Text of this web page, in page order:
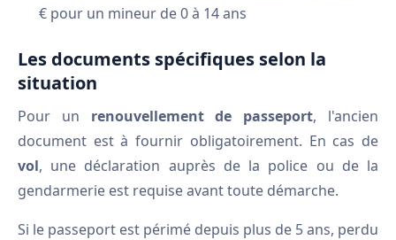
€ pour un mineur de 0 à 14 ans
Les documents spécifiques selon la
situation
Pour un renouvellement de passeport, l'ancien
document est à fournir obligatoirement. En cas de
vol, une déclaration auprès de la police ou de la
gendarmerie est requise avant toute démarche.
Si le passeport est périmé depuis plus de 5 ans, perdu